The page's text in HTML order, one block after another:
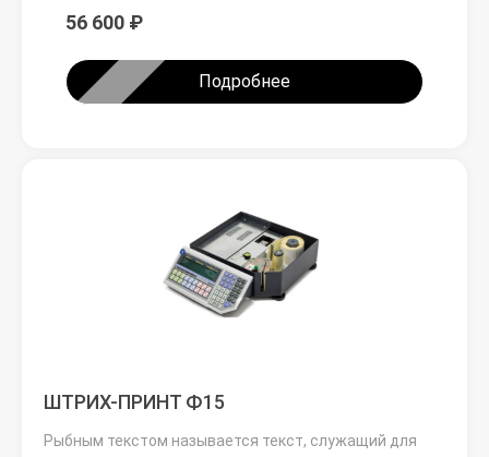
56 600 ₽
Подробнее
ШТРИХ-ПРИНТ Ф15
Рыбным текстом называется текст, служащий для